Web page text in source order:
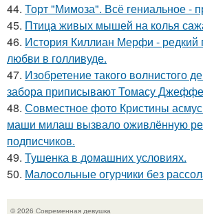
44. Торт "Мимоза". Всё гениальное -
45. Птица живых мышей на колья
46. История Киллиан Мерфи - редкий
любви в голливуде.
47. Изобретение такого волнистого
забора приписывают Томасу
48. Совместное фото Кристины
маши милаш вызвало оживлённую
подписчиков.
49. Тушенка в домашних условиях.
50. Малосольные огурчики без
© 2026 Современная девушка